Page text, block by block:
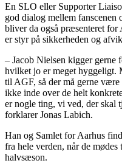
En SLO eller Supporter
god dialog mellem
bliver da også præsenteret for
er styr på sikkerheden og
– Jacob Nielsen kigger gerne
hvilket jo er meget hyggeligt.
til AGF, så der må gerne
ikke inde over de helt
er nogle ting, vi ved, der skal
forklarer Jonas Labich.
Han og Samlet for Aarhus
fra hele verden, når de
halvsæson.